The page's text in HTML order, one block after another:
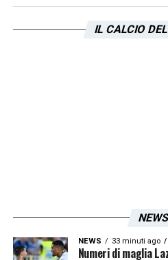
Abbiamo una grande
trasferimento in ballo in
prestigioso. Non
IL CALCIO
NEWS 33 minuti ago
Numeri di maglia